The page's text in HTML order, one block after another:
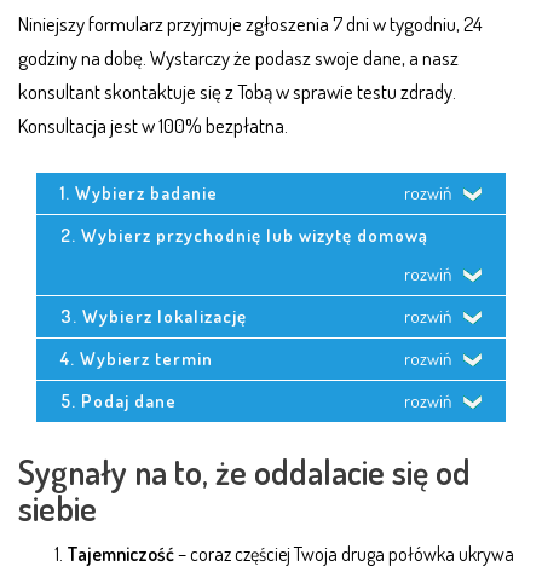
Niniejszy formularz przyjmuje zgłoszenia 7 dni w tygodniu, 24
godziny na dobę. Wystarczy że podasz swoje dane, a nasz
konsultant skontaktuje się z Tobą w sprawie testu zdrady.
Konsultacja jest w 100% bezpłatna.
1. Wybierz badanie
rozwiń
2. Wybierz przychodnię lub wizytę domową
rozwiń
3. Wybierz lokalizację
rozwiń
4. Wybierz termin
rozwiń
5. Podaj dane
rozwiń
Sygnały na to, że oddalacie się od
siebie
Tajemniczość– coraz częściej Twoja druga połówka ukrywa